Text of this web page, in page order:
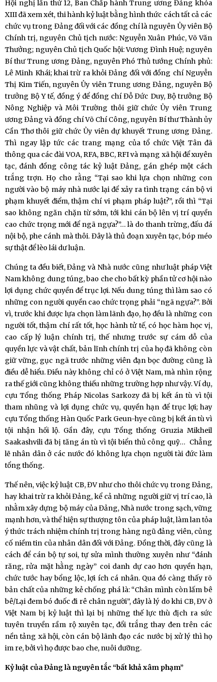
Hội nghị lần thứ 12, Ban Chấp hành Trung ương Đảng khóa
XIII đã xem xét, thi hành kỷ luật bằng hình thức cách tất cả các
chức vụ trong Đảng đối với các đồng chí là nguyên Ủy viên Bộ
Chính trị, nguyên Chủ tịch nước: Nguyễn Xuân Phúc, Võ Văn
Thưởng; nguyên Chủ tịch Quốc hội: Vương Đình Huệ; nguyên
Bí thư Trung ương Đảng, nguyên Phó Thủ tướng Chính phủ:
Lê Minh Khái; khai trừ ra khỏi Đảng đối với đồng chí Nguyễn
Thị Kim Tiến, nguyên Ủy viên Trung ương Đảng, nguyên Bộ
trưởng Bộ Y tế, đồng ý để đồng chí Đỗ Đức Duy, Bộ trưởng Bộ
Nông Nghiệp và Môi Trường thôi giữ chức Ủy viên Trung
ương Đảng và đồng chí Võ Chí Công, nguyên Bí thư Thành ủy
Cần Thơ thôi giữ chức Ủy viên dự khuyết Trung ương Đảng.
Thì ngay lập tức các trang mạng của tổ chức Việt Tân đã
thông qua các đài VOA, RFA, BBC, RFI và mạng xã hội để xuyên
tạc, đánh đồng công tác kỷ luật Đảng, gán ghép một cách
trắng trợn. Họ cho rằng “Tại sao khi lựa chọn những con
người vào bộ máy nhà nước lại để xảy ra tình trạng cán bộ vi
phạm khuyết điểm, thậm chí vi phạm pháp luật?”, rồi thì “Tại
sao không ngăn chặn từ sớm, tới khi cán bộ lên vị trí quyền
cao chức trọng mới để ngã ngựa?”… là do thanh trừng, đấu đá
nội bộ, phe cánh mà thôi. Đây là thủ đoạn xuyên tạc, bóp méo
sự thật để lèo lái dư luận.
Chúng ta đều biết, Đảng và Nhà nước cũng như luật pháp Việt
Nam không dung túng, bao che cho bất kỳ phần tử cơ hội nào
lợi dụng chức quyền để trục lợi. Nếu dung túng thì làm sao có
những con người quyền cao chức trọng phải “ngã ngựa?”. Bởi
vì, trước khi được lựa chọn làm lãnh đạo, họ đều là những con
người tốt, thậm chí rất tốt, học hành tử tế, có học hàm học vị,
cao cấp lý luận chính trị, thế nhưng trước sự cám dỗ của
quyền lực và vật chất, bản lĩnh chính trị của họ đã không còn
giữ vững, gục ngã trước những viên đạn bọc đường cũng là
điều dễ hiểu. Điều này không chỉ có ở Việt Nam, mà nhìn rộng
ra thế giới cũng không thiếu những trường hợp như vậy. Ví dụ,
cựu Tổng thống Pháp Nicolas Sarkozy đã bị kết án tù vì tội
tham nhũng và lợi dụng chức vụ, quyền hạn để trục lợi; hay
cựu Tổng thống Hàn Quốc Park Geun-hye cũng bị kết án tù vì
tội nhận hối lộ. Gần đây, cựu Tổng thống Gruzia Mikheil
Saakashvili đã bị tăng án tù vì tội biển thủ công quỹ… Chẳng
lẽ nhân dân ở các nước đó không lựa chọn người tài đức làm
tổng thống.
Thế nên, việc kỷ luật CB, ĐV như cho thôi chức vụ trong Đảng,
hay khai trừ ra khỏi Đảng, kể cả những người giữ vị trí cao, là
nhằm xây dựng bộ máy của Đảng, Nhà nước trong sạch, vững
mạnh hơn, và thể hiện sự thượng tôn của pháp luật, làm lan tỏa
ý thức trách nhiệm chính trị trong hàng ngũ đảng viên, củng
cố niềm tin của nhân dân đối với Đảng. Đồng thời, đây cũng là
cách để cán bộ tự soi, tự sửa mình thường xuyên như “đánh
răng, rửa mặt hằng ngày” coi danh dự cao hơn quyền hạn,
chức tước hay bổng lộc, lợi ích cá nhân. Qua đó càng thấy rõ
bản chất của những kẻ chống phá là: “Chân mình còn lấm bê
bê/Lại đem bó đuốc đi rê chân người”, đây là lý do khi CB, ĐV ở
Việt Nam bị kỷ luật thì lại bị những thế lực thù địch ra sức
tuyên truyền rầm rộ xuyên tạc, đổi trắng thay đen trên các
nền tảng xã hội, còn cán bộ lãnh đạo các nước bị xử lý thì họ
im re, bởi vì họ được bao che, nuôi dưỡng.
Kỷ luật của Đảng là nguyên tắc “bất khả xâm phạm”